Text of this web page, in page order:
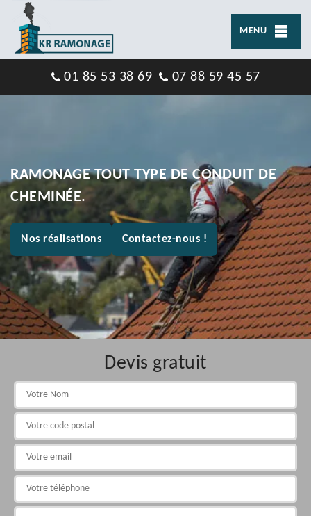
MENU
01 85 53 38 69 07 88 59 45 57
RAMONAGE TOUT TYPE DE CONDUIT DE
CHEMINÉE.
Nos réalisations Contactez-nous !
Devis gratuit